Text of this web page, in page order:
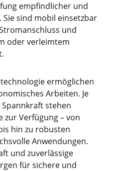
empfindlicher und
Sie sind mobil einsetzbar
und
oder verleimtem
ermöglichen
Arbeiten. Je
stehen
zur Verfügung – von
hin zu robusten
Anwendungen.
und zuverlässige
für sichere und